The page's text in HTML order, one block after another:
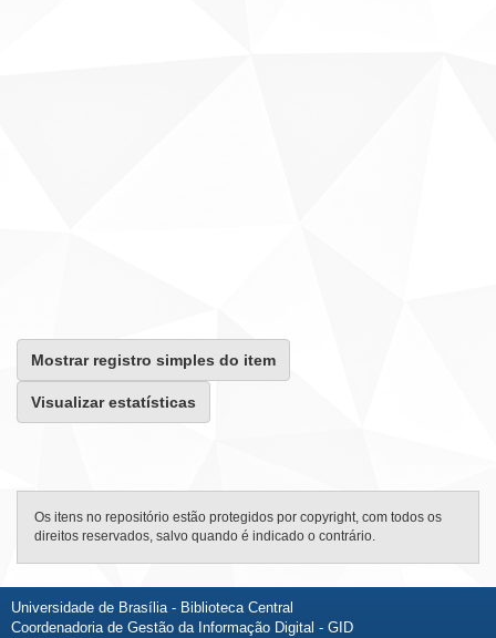
Mostrar registro simples do item
Visualizar estatísticas
Os itens no repositório estão protegidos por copyright, com todos os
direitos reservados, salvo quando é indicado o contrário.
Universidade de Brasília - Biblioteca Central
Coordenadoria de Gestão da Informação Digital - GID